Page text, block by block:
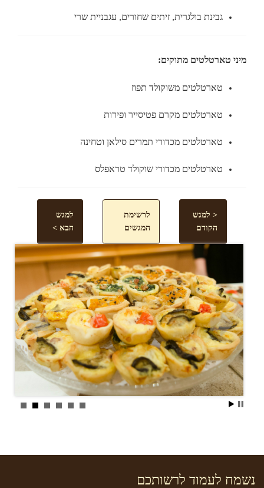
גבינת בולגרית, זיתים שחורים, עגבניית שרי
מיני טארטלטים מתוקים:
טארטלטים משוקולד תפוז
טארטלטים מקרם פטיסייר ופירות
טארטלטים מכדורי תמרים סילאן וטחינה
טארטלטים מכדורי שוקולד טראפלס
< למגש
הקודם
לרשימת
המגשים
למגש
הבא >
נשמח לעמוד לרשותכם